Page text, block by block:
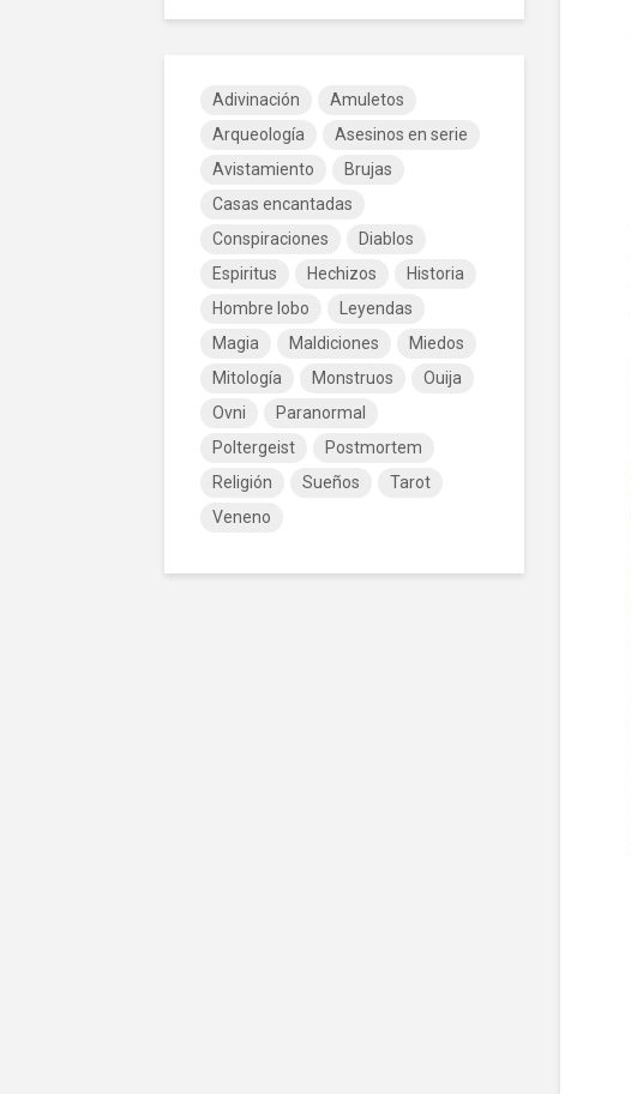
Adivinación
Amuletos
Arqueología
Asesinos en serie
Avistamiento
Brujas
Casas encantadas
Conspiraciones
Diablos
Espiritus
Hechizos
Historia
Hombre lobo
Leyendas
Magia
Maldiciones
Miedos
Mitología
Monstruos
Ouija
Ovni
Paranormal
Poltergeist
Postmortem
Religión
Sueños
Tarot
Veneno